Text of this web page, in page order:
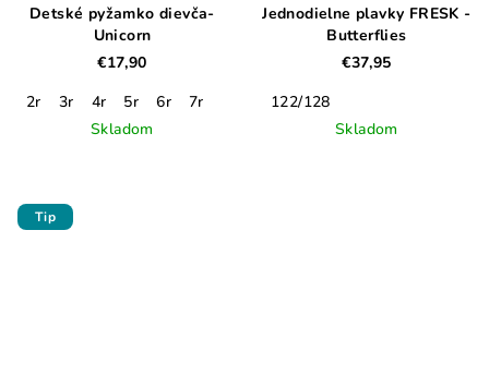
Detské pyžamko dievča-
Unicorn
€17,90
2r
3r 4r 5r 6r
7r
Skladom
Jednodielne plavky FRESK -
Butterflies
€37,95
122/128
Skladom
Tip